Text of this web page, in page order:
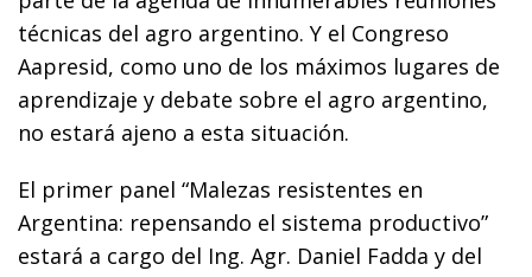
técnicas del agro argentino. Y el Congreso
Aapresid, como uno de los máximos lugares de
aprendizaje y debate sobre el agro argentino,
no estará ajeno a esta situación.
El primer panel “Malezas resistentes en
Argentina: repensando el sistema productivo”
estará a cargo del Ing. Agr. Daniel Fadda y del